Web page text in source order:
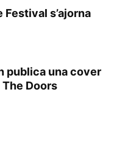
Festival s’ajorna
publica una cover
The Doors